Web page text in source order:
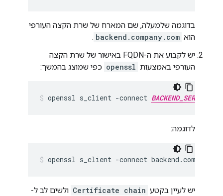
בדוגמה שלמעלה, שם המארח של שרת הקצה העורפי
הוא backend.company.com
.
יש לקבוע את ה-FQDN באישור של שרת הקצה
העורפי באמצעות openssl כפי שמוצג בהמשך:
openssl s_client -connect
לדוגמה:
יש לעיין בקטע Certificate chain ולשים לב ל-